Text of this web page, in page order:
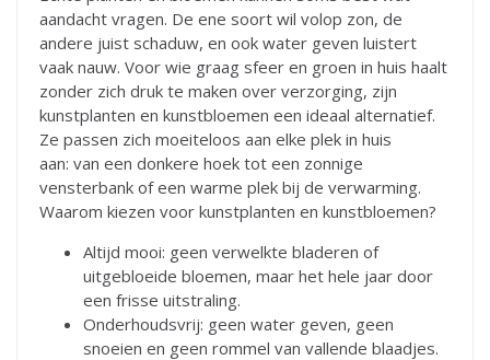
aandacht vragen. De ene soort wil volop zon, de
andere juist schaduw, en ook water geven luistert
vaak nauw. Voor wie graag sfeer en groen in huis haalt
zonder zich druk te maken over verzorging, zijn
kunstplanten en kunstbloemen een ideaal alternatief.
Ze passen zich moeiteloos aan elke plek in huis
aan: van een donkere hoek tot een zonnige
vensterbank of een warme plek bij de verwarming.
Waarom kiezen voor kunstplanten en kunstbloemen?
Altijd mooi: geen verwelkte bladeren of
uitgebloeide bloemen, maar het hele jaar door
een frisse uitstraling.
Onderhoudsvrij: geen water geven, geen
snoeien en geen rommel van vallende blaadjes.